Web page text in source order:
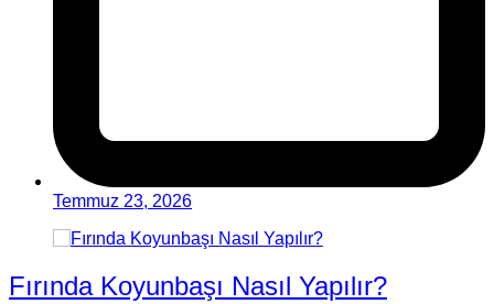
Temmuz 23, 2026
Fırında Koyunbaşı Nasıl Yapılır?